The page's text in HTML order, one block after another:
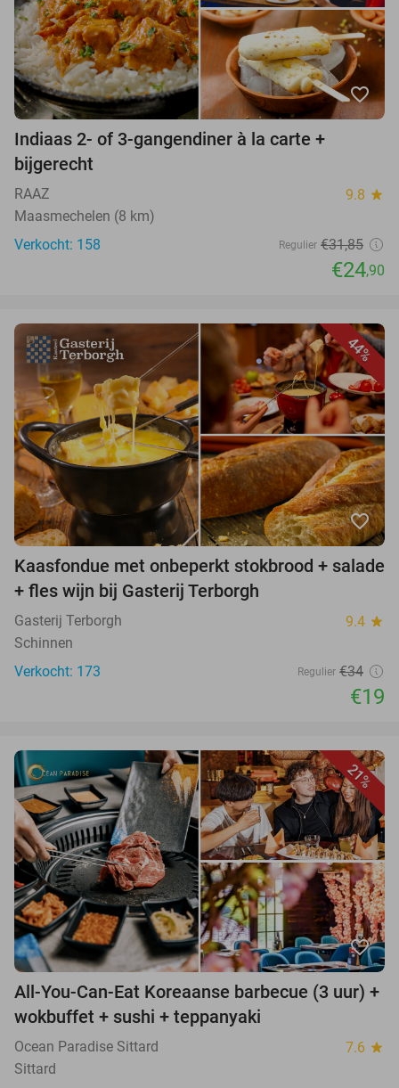
favorite_border
Indiaas 2- of 3-gangendiner à la carte +
bijgerecht
RAAZ 9.8 star
Maasmechelen (8 km)
Verkocht: 158
Regulier €31,85
€24,90
44%
favorite_border
Kaasfondue met onbeperkt stokbrood + salade
+ fles wijn bij Gasterij Terborgh
Gasterij Terborgh 9.4 star
Schinnen
Verkocht: 173
Regulier €34
€19
21%
favorite_border
All-You-Can-Eat Koreaanse barbecue (3 uur) +
wokbuffet + sushi + teppanyaki
Ocean Paradise Sittard 7.6 star
Sittard